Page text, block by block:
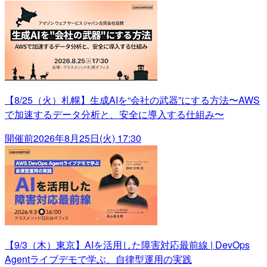
【8/25（火）札幌】生成AIを“会社の武器”にする方法〜AWS
で加速するデータ分析と、安全に導入する仕組み〜
開催前2026年8月25日(火) 17:30
【9/3（木）東京】AIを活用した障害対応最前線 | DevOps
Agentライブデモで学ぶ、自律型運用の実践